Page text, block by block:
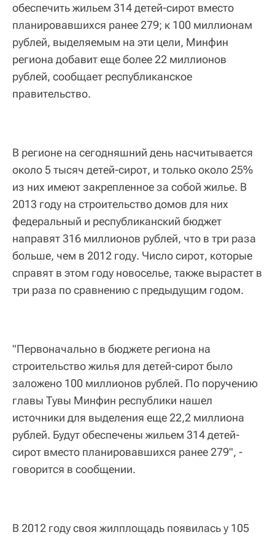
обеспечить жильем 314 детей-сирот вместо
планировавшихся ранее 279; к 100 миллионам
рублей, выделяемым на эти цели, Минфин
региона добавит еще более 22 миллионов
рублей, сообщает республиканское
правительство.
В регионе на сегодняшний день насчитывается
около 5 тысяч детей-сирот, и только около 25%
из них имеют закрепленное за собой жилье. В
2013 году на строительство домов для них
федеральный и республиканский бюджет
направят 316 миллионов рублей, что в три раза
больше, чем в 2012 году. Число сирот, которые
справят в этом году новоселье, также вырастет в
три раза по сравнению с предыдущим годом.
"Первоначально в бюджете региона на
строительство жилья для детей-сирот было
заложено 100 миллионов рублей. По поручению
главы Тувы Минфин республики нашел
источники для выделения еще 22,2 миллиона
рублей. Будут обеспечены жильем 314 детей-
сирот вместо планировавшихся ранее 279", -
говорится в сообщении.
В 2012 году своя жилплощадь появилась у 105